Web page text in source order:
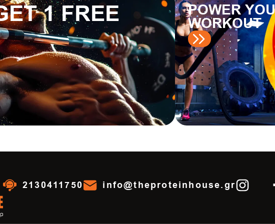
1 FREE POWER
WORKOUT
2130411750 info@theproteinhouse.gr